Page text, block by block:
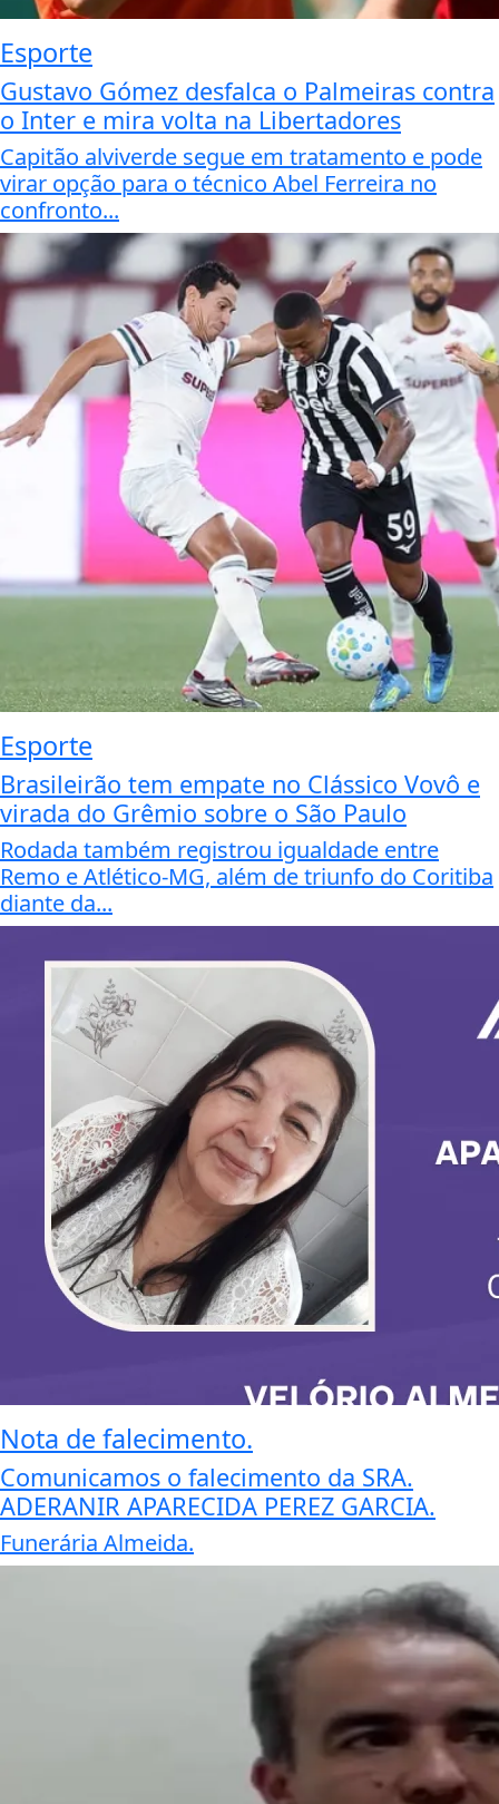
Esporte
Gustavo Gómez desfalca o Palmeiras contra
o Inter e mira volta na Libertadores
Capitão alviverde segue em tratamento e pode
virar opção para o técnico Abel Ferreira no
confronto...
Esporte
Brasileirão tem empate no Clássico Vovô e
virada do Grêmio sobre o São Paulo
Rodada também registrou igualdade entre
Remo e Atlético-MG, além de triunfo do Coritiba
diante da...
Nota de falecimento.
Comunicamos o falecimento da SRA.
ADERANIR APARECIDA PEREZ GARCIA.
Funerária Almeida.